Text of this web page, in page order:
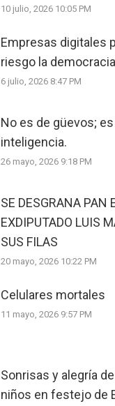
10 julio, 2026 10:05 PM
Empresas digitales
riesgo la democracia
6 julio, 2026 8:47 PM
No es de güevos;
inteligencia.
26 mayo, 2026 9:18 PM
SE DESGRANA PAN
EXDIPUTADO LUIS
SUS FILAS
20 mayo, 2026 10:22 PM
Celulares mortales
11 mayo, 2026 9:57 PM
Sonrisas y alegría
niños en festejo de